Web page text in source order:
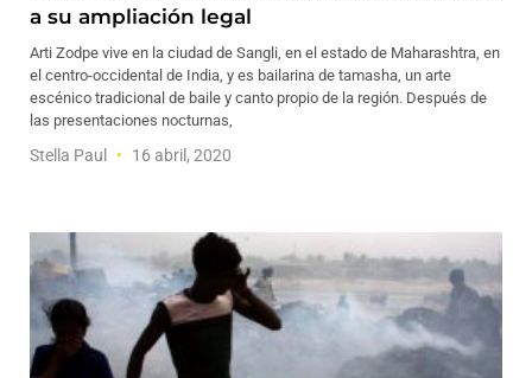
a su ampliación legal
Arti Zodpe vive en la ciudad de Sangli, en el estado de Maharashtra, en
el centro-occidental de India, y es bailarina de tamasha, un arte
escénico tradicional de baile y canto propio de la región. Después de
las presentaciones nocturnas,
Stella Paul 16 abril, 2020